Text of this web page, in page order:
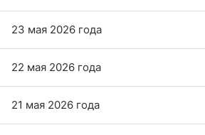
23 мая 2026 года
22 мая 2026 года
21 мая 2026 года